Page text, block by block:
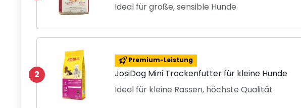
Ideal für große, sensible Hunde
2
Premium-Leistung
JosiDog Mini Trockenfutter für kleine Hunde
Ideal für kleine Rassen, höchste Qualität